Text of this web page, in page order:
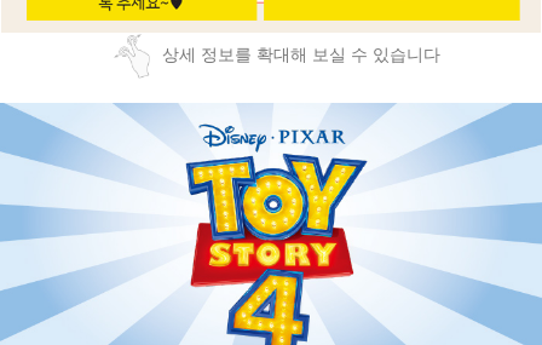
상세 정보를 확대해 보실 수 있습니다